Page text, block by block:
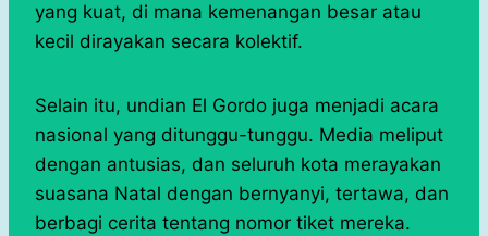
yang kuat, di mana kemenangan besar atau
kecil dirayakan secara kolektif.
Selain itu, undian El Gordo juga menjadi acara
nasional yang ditunggu-tunggu. Media meliput
dengan antusias, dan seluruh kota merayakan
suasana Natal dengan bernyanyi, tertawa, dan
berbagi cerita tentang nomor tiket mereka.